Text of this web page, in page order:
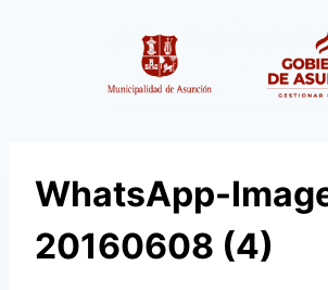
WhatsApp-
20160608 (4)